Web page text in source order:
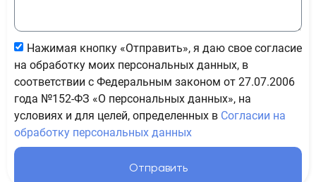
Нажимая кнопку «Отправить», я даю свое согласие
на обработку моих персональных данных, в
соответствии с Федеральным законом от 27.07.2006
года №152-ФЗ «О персональных данных», на
условиях и для целей, определенных в Согласии на
обработку персональных данных
Отправить